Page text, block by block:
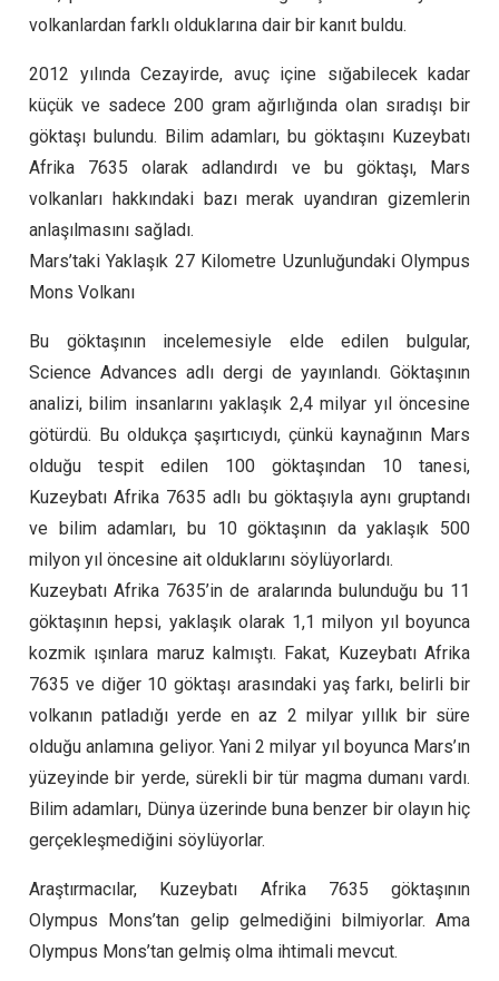
volkanlardan farklı olduklarına dair bir kanıt buldu.
2012 yılında Cezayirde, avuç içine sığabilecek kadar
küçük ve sadece 200 gram ağırlığında olan sıradışı bir
göktaşı bulundu. Bilim adamları, bu göktaşını Kuzeybatı
Afrika 7635 olarak adlandırdı ve bu göktaşı, Mars
volkanları hakkındaki bazı merak uyandıran gizemlerin
anlaşılmasını sağladı.
Mars’taki Yaklaşık 27 Kilometre Uzunluğundaki Olympus
Mons Volkanı
Bu göktaşının incelemesiyle elde edilen bulgular,
Science Advances adlı dergi de yayınlandı. Göktaşının
analizi, bilim insanlarını yaklaşık 2,4 milyar yıl öncesine
götürdü. Bu oldukça şaşırtıcıydı, çünkü kaynağının Mars
olduğu tespit edilen 100 göktaşından 10 tanesi,
Kuzeybatı Afrika 7635 adlı bu göktaşıyla aynı gruptandı
ve bilim adamları, bu 10 göktaşının da yaklaşık 500
milyon yıl öncesine ait olduklarını söylüyorlardı.
Kuzeybatı Afrika 7635’in de aralarında bulunduğu bu 11
göktaşının hepsi, yaklaşık olarak 1,1 milyon yıl boyunca
kozmik ışınlara maruz kalmıştı. Fakat, Kuzeybatı Afrika
7635 ve diğer 10 göktaşı arasındaki yaş farkı, belirli bir
volkanın patladığı yerde en az 2 milyar yıllık bir süre
olduğu anlamına geliyor. Yani 2 milyar yıl boyunca Mars’ın
yüzeyinde bir yerde, sürekli bir tür magma dumanı vardı.
Bilim adamları, Dünya üzerinde buna benzer bir olayın hiç
gerçekleşmediğini söylüyorlar.
Araştırmacılar, Kuzeybatı Afrika 7635 göktaşının
Olympus Mons’tan gelip gelmediğini bilmiyorlar. Ama
Olympus Mons’tan gelmiş olma ihtimali mevcut.